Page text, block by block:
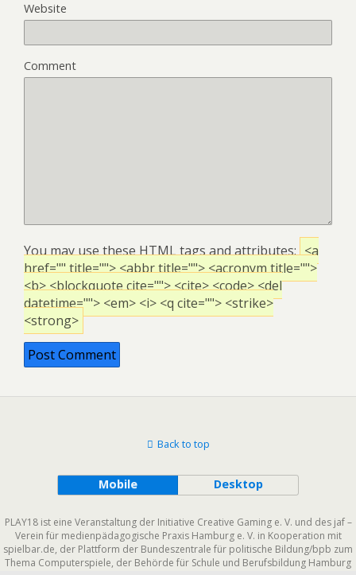
Website
Comment
You may use theseHTMLtags and attributes: <a
href="" title=""> <abbr title=""> <acronym title="">
<b> <blockquote cite=""> <cite> <code> <del
datetime=""> <em> <i> <q cite=""> <strike>
<strong>
Back to top
Mobile Desktop
PLAY18 ist eine Veranstaltung der Initiative Creative Gaming e. V. und des jaf –
Verein für medienpädagogische Praxis Hamburg e. V. in Kooperation mit
spielbar.de, der Plattform der Bundeszentrale für politische Bildung/bpb zum
Thema Computerspiele, der Behörde für Schule und Berufsbildung Hamburg